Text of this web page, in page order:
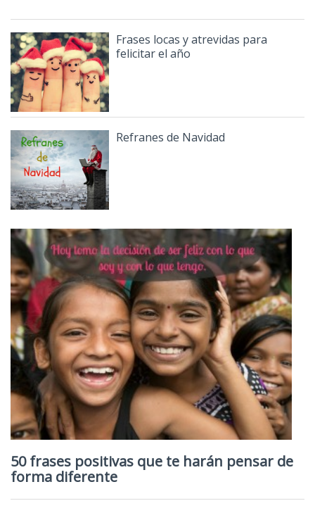
Frases locas y atrevidas para
felicitar el año
Refranes de Navidad
50 frases positivas que te harán pensar de
forma diferente